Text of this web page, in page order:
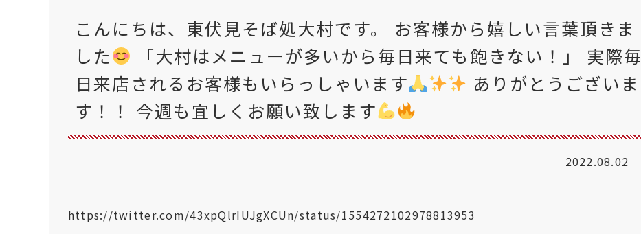
こんにちは、東伏見そば処大村です。 お客様から嬉しい言葉頂きま
した
「大村はメニューが多いから毎日来ても飽きない！」 実際毎
日来店されるお客様もいらっしゃいます
ありがとうございま
す！！ 今週も宜しくお願い致します
2022.08.02
https://twitter.com/43xpQlrIUJgXCUn/status/1554272102978813953